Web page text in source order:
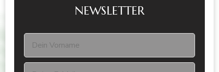
NEWSLETTER